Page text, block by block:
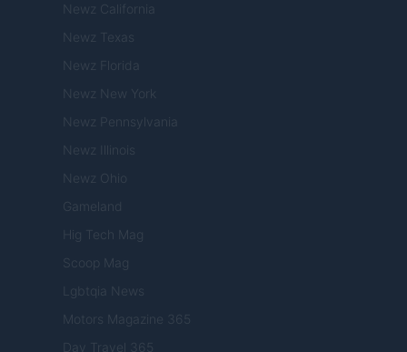
Newz California
Newz Texas
Newz Florida
Newz New York
Newz Pennsylvania
Newz Illinois
Newz Ohio
Gameland
Hig Tech Mag
Scoop Mag
Lgbtqia News
Motors Magazine 365
Day Travel 365